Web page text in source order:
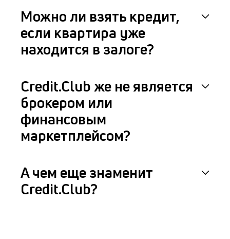
Можно ли взять кредит,
если квартира уже
находится в залоге?
Credit.Club же не является
брокером или
финансовым
маркетплейсом?
А чем еще знаменит
Credit.Club?